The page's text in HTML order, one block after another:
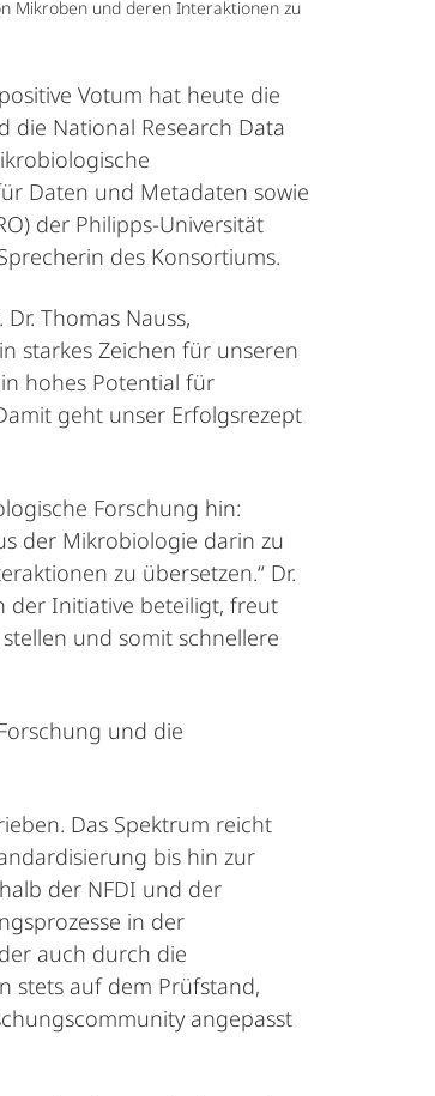
Mikroben und deren Interaktionen zu
Votum hat heute die
die National Research Data
Daten und Metadaten sowie
der Philipps-Universität
des Konsortiums.
Thomas Nauss,
starkes Zeichen für unseren
hohes Potential für
geht unser Erfolgsrezept
Forschung hin:
der Mikrobiologie darin zu
zu übersetzen.“ Dr.
der Initiative beteiligt, freut
und somit schnellere
und die
Das Spektrum reicht
bis hin zur
der NFDI und der
in der
auch durch die
stets auf dem Prüfstand,
angepasst